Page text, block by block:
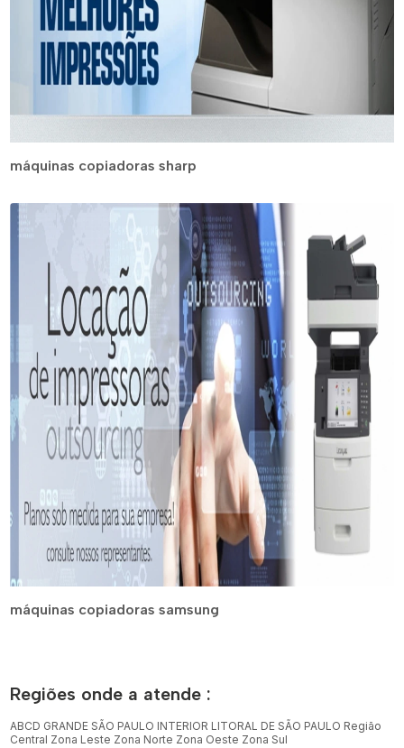
máquinas copiadoras sharp
máquinas copiadoras samsung
Regiões onde a atende :
ABCD GRANDE SÃO PAULO INTERIOR LITORAL DE SÃO PAULO Região
Central Zona Leste Zona Norte Zona Oeste Zona Sul